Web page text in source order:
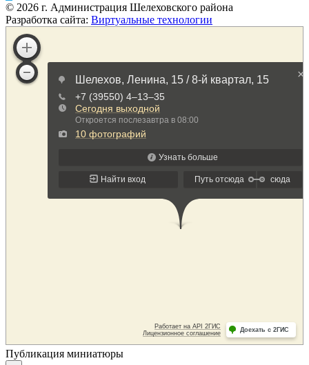
© 2026 г. Администрация Шелеховского района
Разработка сайта: Виртуальные технологии
Публикация миниатюры